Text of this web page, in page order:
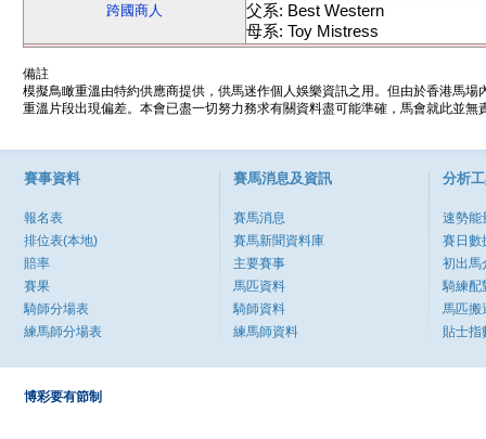
跨國商人
父系: Best Western
母系: Toy Mistress
備註
模擬鳥瞰重溫由特約供應商提供，供馬迷作個人娛樂資訊之用。但由於香港馬
重溫片段出現偏差。本會已盡一切努力務求有關資料盡可能準確，馬會就此並
賽事資料
報名表
排位表(本地)
賠率
賽果
騎師分場表
練馬師分場表
賽馬消息及資訊
賽馬消息
賽馬新聞資料庫
主要賽事
馬匹資料
騎師資料
練馬師資料
分析
速勢能
賽日數
初出馬
騎練配
馬匹搬
貼士指
博彩要有節制